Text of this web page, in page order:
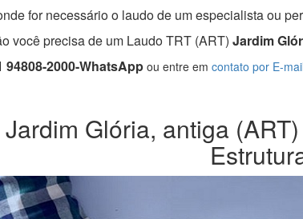
for necessário o laudo de um especialista ou
você precisa de um Laudo TRT (ART) Jardim
94808-2000-WhatsAppou entre em contato por E-mail
Glória, antiga